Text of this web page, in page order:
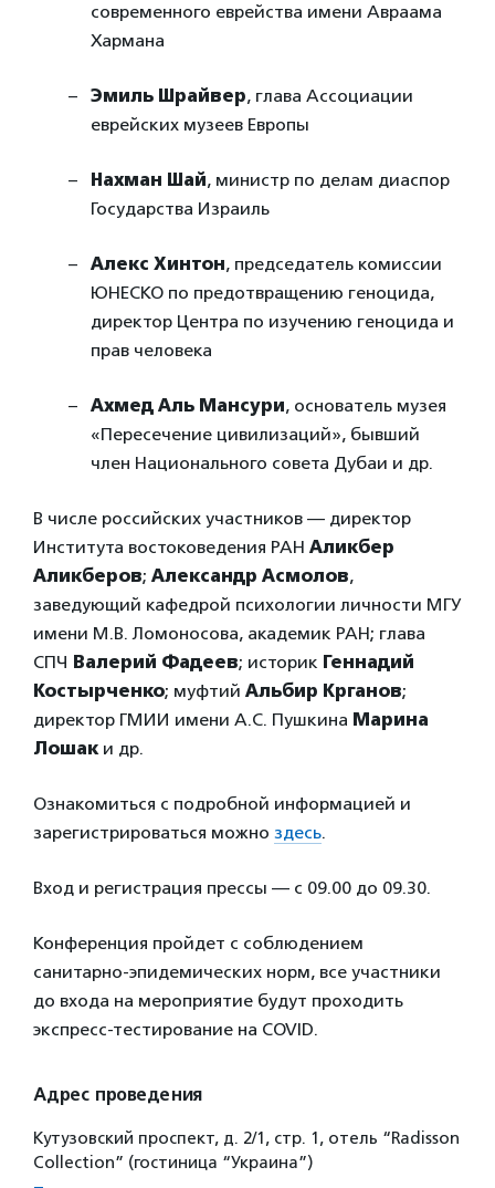
современного еврейства имени Авраама
Хармана
Эмиль Шрайвер, глава Ассоциации
еврейских музеев Европы
Нахман Шай, министр по делам диаспор
Государства Израиль
Алекс Хинтон, председатель комиссии
ЮНЕСКО по предотвращению геноцида,
директор Центра по изучению геноцида и
прав человека
Ахмед Аль Мансури, основатель музея
«Пересечение цивилизаций», бывший
член Национального совета Дубаи и др.
В числе российских участников — директор
Института востоковедения РАН Аликбер
Аликберов; Александр Асмолов,
заведующий кафедрой психологии личности МГУ
имени М.В. Ломоносова, академик РАН; глава
СПЧ Валерий Фадеев; историк Геннадий
Костырченко; муфтий Альбир Крганов;
директор ГМИИ имени А.С. Пушкина Марина
Лошаки др.
Ознакомиться с подробной информацией и
зарегистрироваться можно здесь.
Вход и регистрация прессы — с 09.00 до 09.30.
Конференция пройдет с соблюдением
санитарно-эпидемических норм, все участники
до входа на мероприятие будут проходить
экспресс-тестирование на COVID.
Адрес проведения
Кутузовский проспект, д. 2/1, стр. 1, отель “Radisson
Collection” (гостиница “Украина”)